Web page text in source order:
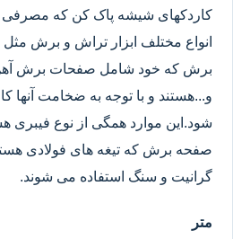
کاردکهای شیشه پاک کن که مصرفی
انواع مختلف ابزار تراش و برش
برش که خود شامل صفحات برش
و...هستند و با توجه به ضخامت آنها
شود.این موارد همگی از نوع فیبری
صفحه برش که تیغه های فولادی
گرانیت و سنگ استفاده می شوند.
متر